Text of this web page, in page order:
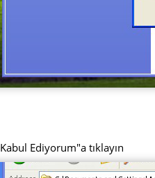
Ediyorum"a tıklayın